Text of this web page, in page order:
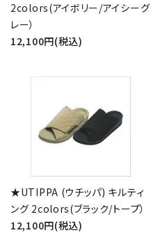
2colors(アイボリー/アイシーグ
レー）
12,100円(税込)
★UTIPPA (ウチッパ) キルティ
ング 2colors(ブラック/トープ）
12,100円(税込)